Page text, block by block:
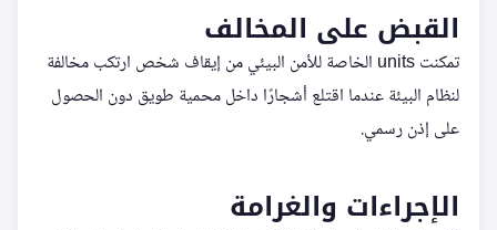
القبض على المخالف
تمكنت units الخاصة للأمن البيئي من إيقاف شخص ارتكب مخالفة
لنظام البيئة عندما اقتلع أشجارًا داخل محمية طويق دون الحصول
على إذن رسمي.
الإجراءات والغرامة